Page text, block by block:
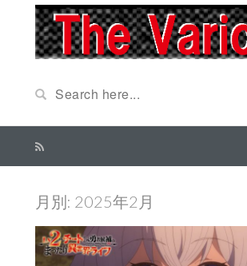
月別: 2025年2月